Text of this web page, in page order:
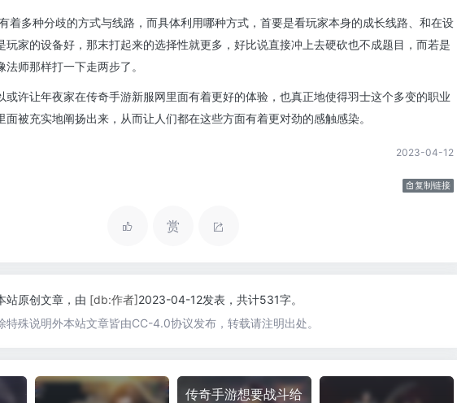
着多种分歧的方式与线路，而具体利用哪种方式，首要是看玩家本身的成长线路、和在设
玩家的设备好，那末打起来的选择性就更多，好比说直接冲上去硬砍也不成题目，而若是
师那样打一下走两步了。
或许让年夜家在传奇手游新服网里面有着更好的体验，也真正地使得羽士这个多变的职业
面被充实地阐扬出来，从而让人们都在这些方面有着更对劲的感触感染。
2023-04-12
复制链接
赏
站原创文章，由 [db:作者]2023-04-12发表，共计531字。
特殊说明外本站文章皆由CC-4.0协议发布，转载请注明出处。
传奇手游想要战斗给